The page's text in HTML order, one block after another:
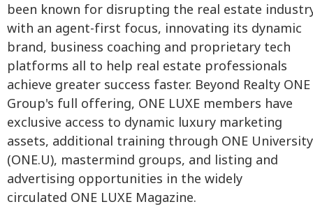
been known for disrupting the real estate
with an agent-first focus, innovating its dynamic
brand, business coaching and proprietary tech
platforms all to help real estate professionals
achieve greater success faster. Beyond Realty ONE
Group's full offering, ONE LUXE members have
exclusive access to dynamic luxury marketing
assets, additional training through ONE University
(ONE.U), mastermind groups, and listing and
advertising opportunities in the widely
circulated ONE LUXE Magazine.